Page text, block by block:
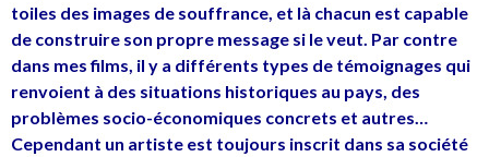
toiles des images de souffrance, et là chacun est capable
de construire son propre message si le veut. Par contre
dans mes films, il y a différents types de témoignages qui
renvoient à des situations historiques au pays, des
problèmes socio-économiques concrets et autres…
Cependant un artiste est toujours inscrit dans sa société